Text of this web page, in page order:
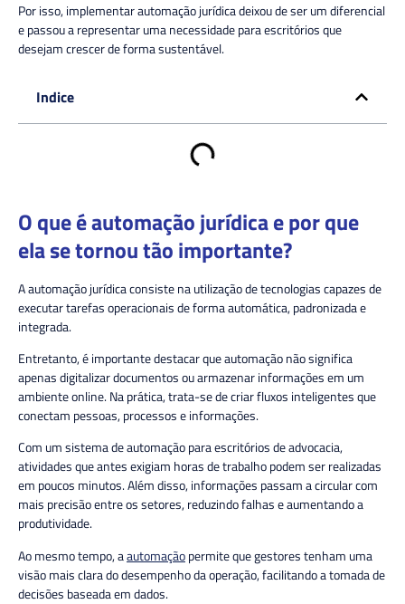
Por isso, implementar automação jurídica deixou de ser um diferencial
e passou a representar uma necessidade para escritórios que
desejam crescer de forma sustentável.
Indice
O que é automação jurídica e por que
ela se tornou tão importante?
A automação jurídica consiste na utilização de tecnologias capazes de
executar tarefas operacionais de forma automática, padronizada e
integrada.
Entretanto, é importante destacar que automação não significa
apenas digitalizar documentos ou armazenar informações em um
ambiente online. Na prática, trata-se de criar fluxos inteligentes que
conectam pessoas, processos e informações.
Com um sistema de automação para escritórios de advocacia,
atividades que antes exigiam horas de trabalho podem ser realizadas
em poucos minutos. Além disso, informações passam a circular com
mais precisão entre os setores, reduzindo falhas e aumentando a
produtividade.
Ao mesmo tempo, aautomaçãopermite que gestores tenham uma
visão mais clara do desempenho da operação, facilitando a tomada de
decisões baseada em dados.